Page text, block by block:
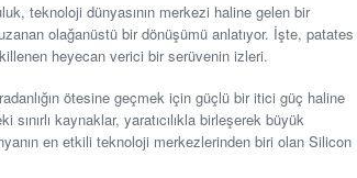
teknoloji dünyasının merkezi haline gelen bir
olağanüstü bir dönüşümü anlatıyor. İşte, patates
heyecan verici bir serüvenin izleri.
ötesine geçmek için güçlü bir itici güç haline
kaynaklar, yaratıcılıkla birleşerek büyük
en etkili teknoloji merkezlerinden biri olan Silicon